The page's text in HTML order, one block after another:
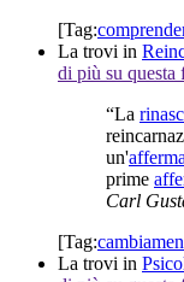
[Tag:
La trovi in
di più su questa
“La
un'
prime
Carl
[Tag:
La trovi in